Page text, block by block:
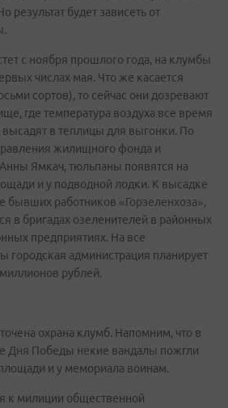
результат будет зависеть от
с ноября прошлого года, на клумбы
числах мая. Что же касается
сортов), то сейчас они дозревают
где температура воздуха все время
высадят в теплицы для выгонки. По
жилищного фонда и
Ямкач, тюльпаны появятся на
и у подводной лодки. К высадке
бывших работников «Горзеленхоза»,
в бригадах озеленителей в районных
предприятиях. На все
городская администрация планирует
рублей.
охрана клумб. Напомним, что в
Дня Победы некие вандалы пожгли
и у мемориала воинам.
к милиции общественной